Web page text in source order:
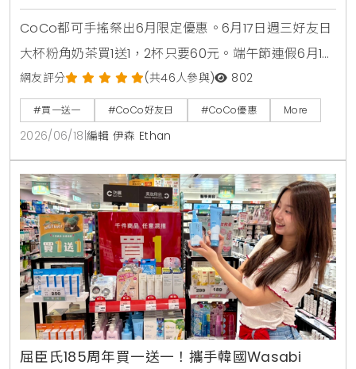
CoCo都可手搖祭出6月限定優惠。6月17日週三好友日
大杯粉角奶茶買1送1，2杯只要60元。端午節連假6月19
日至6月21日加碼消暑活動，大杯芒果冰沙、雪沙椰椰
咖啡、雪沙椰椰冬瓜3款指定特調冰沙限時特價49元。
網友評分 (共46人參與) 802
#買一送一 #CoCo好友日 #CoCo優惠 More
2026/06/18 編輯 伊森 Ethan
屈臣氏185周年買一送一！攜手韓國Wasabi